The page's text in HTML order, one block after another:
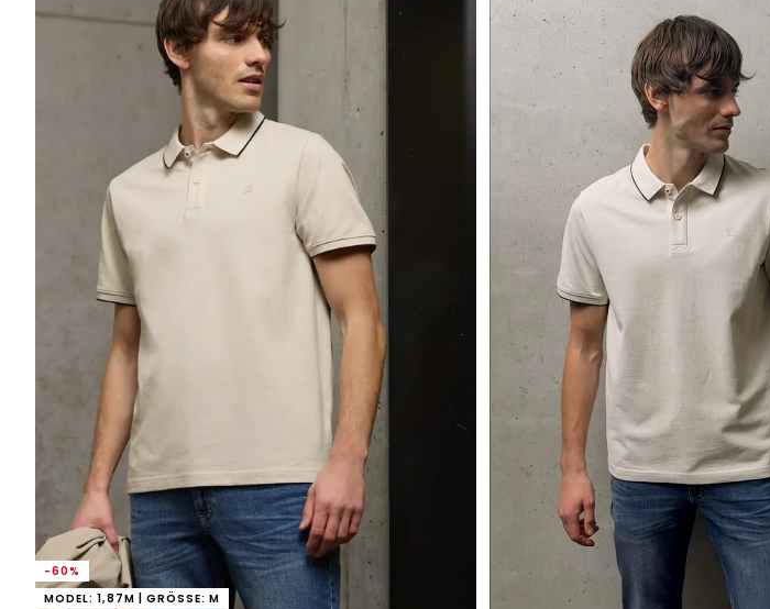
-60%
MODEL: 1,87M | GRÖSSE: M